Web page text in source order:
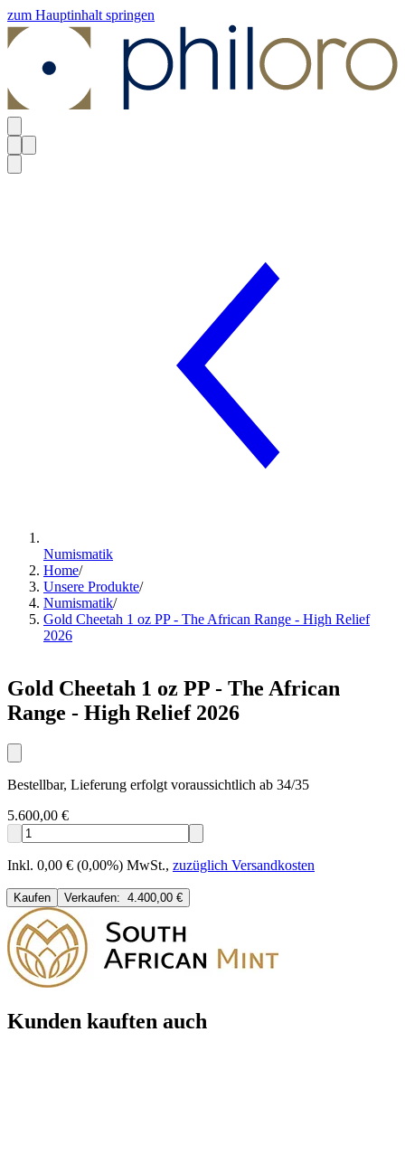
zum Hauptinhalt springen
Numismatik
Home/
Unsere Produkte/
Numismatik/
Gold Cheetah 1 oz PP - The African Range - High Relief
2026
Gold Cheetah 1 oz PP - The African
Range - High Relief 2026
Bestellbar, Lieferung erfolgt voraussichtlich ab 34/35
5.600,00 €
Inkl. 0,00 € (0,00%) MwSt., zuzüglich Versandkosten
Kaufen Verkaufen: 4.400,00 €
Kunden kauften auch